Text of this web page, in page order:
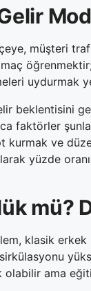
müşteri
uydurmak
beklentisini
faktörler
kurmak ve
yüzde
mü?
klasik
olabilir ama